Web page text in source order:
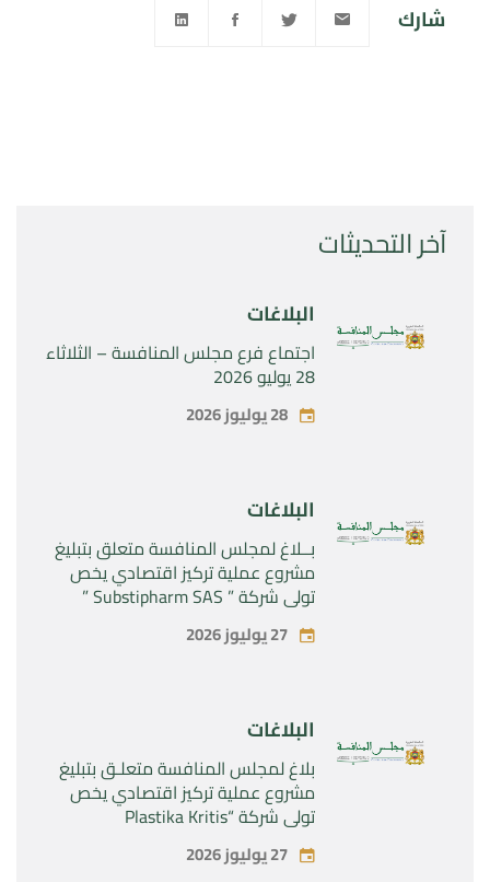
آخر التحديثات
البلاغات
اجتماع فرع مجلس المنافسة – الثلاثاء
28 يوليو 2026
28 يوليوز 2026
البلاغات
بــلاغ لمجلس المنافسة متعلق بتبليغ
مشروع عملية تركيز اقتصادي يخص
تولي شركة ” Substipharm SAS ”
المراقبة الحصرية للأصول والحقوق
المتعلقة بالمنتجين الصيدلانيين”
27 يوليوز 2026
البلاغات
بلاغ لمجلس المنافسة متعلـق بتبليغ
مشروع عملية تركيز اقتصادي يخص
تولي شركة “Plastika Kritis
SA”المراقبة الحصرية لشركة
“Naturplas Industrial SARL” 27 يوليوز 2026
شارك